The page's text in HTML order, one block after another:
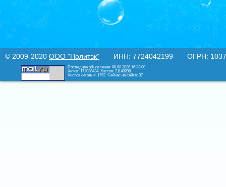
© 2009-2020 ООО "Политэк" ИНН: 7724042199 ОГРН:
Последнее обновление: 08.08.2026 16:33:00
Хитов: 172036434 Хостов: 21148208
Хостов сегодня: 1762 Сейчас на сайте: 37